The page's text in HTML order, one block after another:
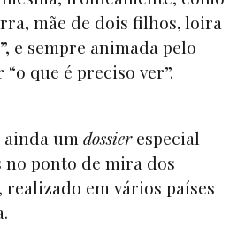
mãe de dois filhos, loira
e sempre animada pelo
que é preciso ver”.
umdossierespecial
no ponto de mira dos
em vários países